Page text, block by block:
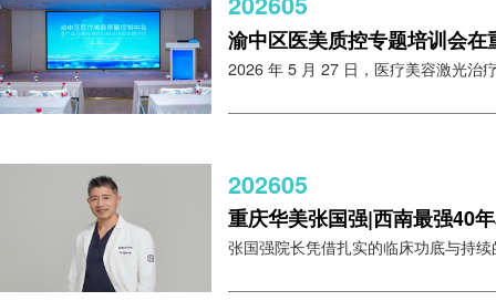
渝中区医美质控专题培训会在
2026 年 5 月 27 日，医疗美容激光治
202605
重庆华美张国强|西南最强40
张国强院长凭借扎实的临床功底与持